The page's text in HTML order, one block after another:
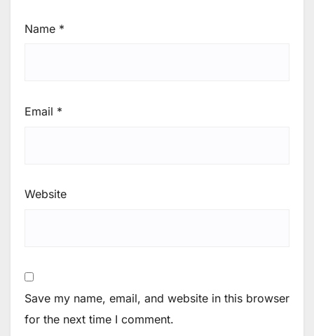
Name *
Email *
Website
Save my name, email, and website in this browser
for the next time I comment.